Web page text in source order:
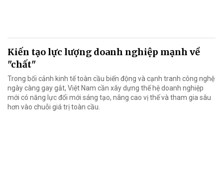
Kiến tạo lực lượng doanh nghiệp mạnh về
"chất"
Trong bối cảnh kinh tế toàn cầu biến động và cạnh tranh công nghệ
ngày càng gay gắt, Việt Nam cần xây dựng thế hệ doanh nghiệp
mới có năng lực đổi mới sáng tạo, nâng cao vị thế và tham gia sâu
hơn vào chuỗi giá trị toàn cầu.